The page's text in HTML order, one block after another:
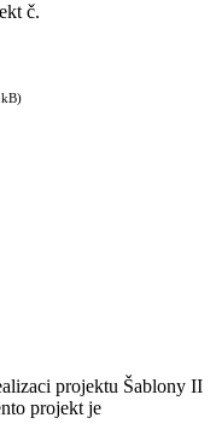
č.
projektu Šablony II
projekt je